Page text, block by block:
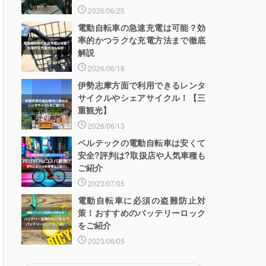
2026/06/25
電動自転車の急速充電は可能？効
率的かつラクな充電方法まで徹底
解説
2026/06/18
伊勢志摩方面で利用できるレンタ
サイクルやシェアサイクル！【三
重観光】
2026/06/13
ペルテックの電動自転車は安くて
安全?評判は?取扱店や人気車種も
ご紹介
2023/07/05
電動自転車に必須の盗難防止対
策！おすすめのバッテリーロック
をご紹介
2023/06/05